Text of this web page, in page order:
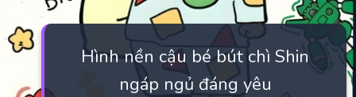
Hình nền cậu bé bút chì Shin
ngáp ngủ đáng yêu